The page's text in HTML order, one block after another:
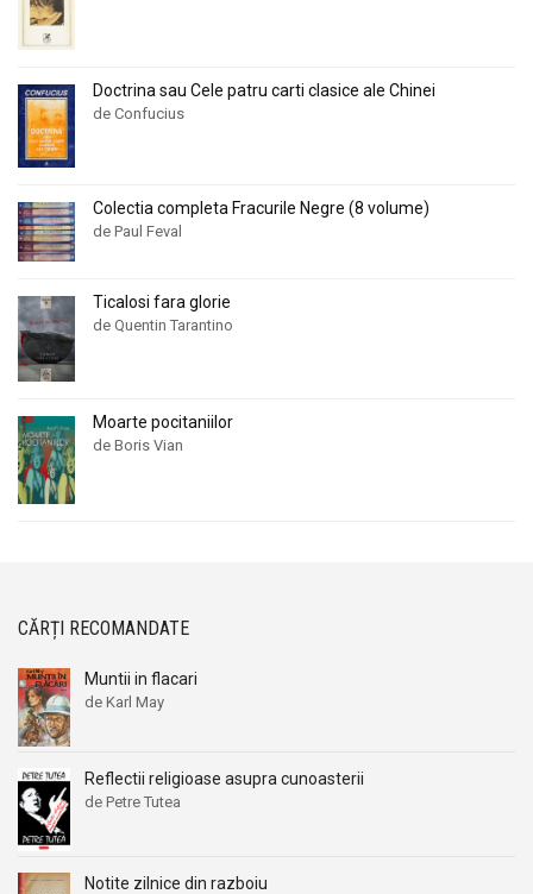
Doctrina sau Cele patru carti clasice ale Chinei
de Confucius
Colectia completa Fracurile Negre (8 volume)
de Paul Feval
Ticalosi fara glorie
de Quentin Tarantino
Moarte pocitaniilor
de Boris Vian
CĂRȚI RECOMANDATE
Muntii in flacari
de Karl May
Reflectii religioase asupra cunoasterii
de Petre Tutea
Notite zilnice din razboiu